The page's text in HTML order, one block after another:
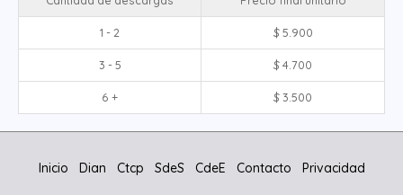
1 - 2 $5.900
3 - 5 $4.700
6 + $3.500
Inicio Dian Ctcp SdeS CdeE Contacto Privacidad